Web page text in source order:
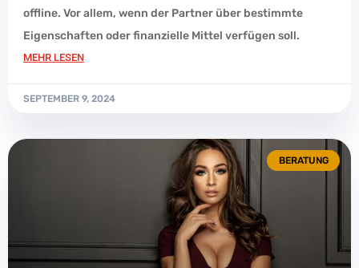
offline. Vor allem, wenn der Partner über bestimmte
Eigenschaften oder finanzielle Mittel verfügen soll.
MEHR LESEN
SEPTEMBER 9, 2024
BERATUNG